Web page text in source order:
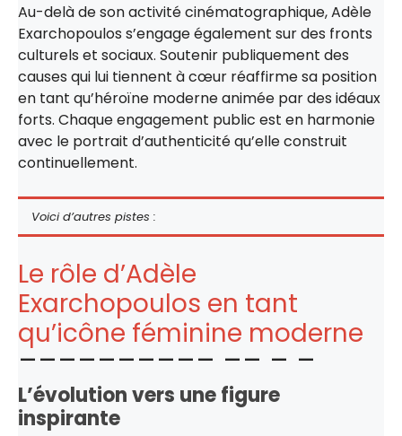
Au-delà de son activité cinématographique, Adèle
Exarchopoulos s’engage également sur des fronts
culturels et sociaux. Soutenir publiquement des
causes qui lui tiennent à cœur réaffirme sa position
en tant qu’héroïne moderne animée par des idéaux
forts. Chaque engagement public est en harmonie
avec le portrait d’authenticité qu’elle construit
continuellement.
Voici d’autres pistes :
Le rôle d’Adèle
Exarchopoulos en tant
qu’icône féminine moderne
L’évolution vers une figure
inspirante